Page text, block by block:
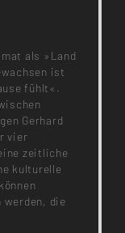
als »Land
ist
fühlt«.
Gerhard
vier
zeitliche
kulturelle
werden, die